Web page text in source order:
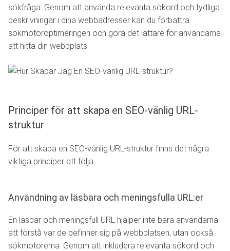
sökfråga. Genom att använda relevanta sökord och tydliga
beskrivningar i dina webbadresser kan du förbättra
sökmotoroptimeringen och göra det lättare för användarna
att hitta din webbplats.
Principer för att skapa en SEO-vänlig URL-
struktur
För att skapa en SEO-vänlig URL-struktur finns det några
viktiga principer att följa:
Användning av läsbara och meningsfulla URL:er
En läsbar och meningsfull URL hjälper inte bara användarna
att förstå var de befinner sig på webbplatsen, utan också
sökmotorerna. Genom att inkludera relevanta sökord och